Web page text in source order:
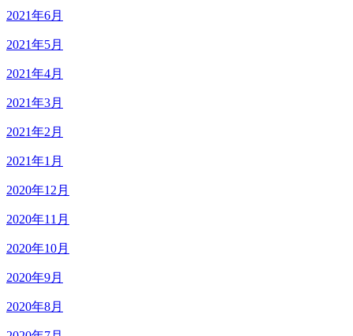
2021年6月
2021年5月
2021年4月
2021年3月
2021年2月
2021年1月
2020年12月
2020年11月
2020年10月
2020年9月
2020年8月